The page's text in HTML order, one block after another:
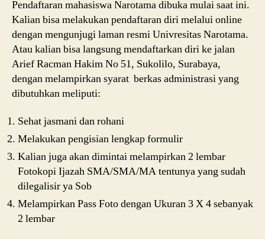
Pendaftaran mahasiswa Narotama dibuka mulai saat ini.
Kalian bisa melakukan pendaftaran diri melalui online
dengan mengunjugi laman resmi Univresitas Narotama.
Atau kalian bisa langsung mendaftarkan diri ke jalan
Arief Racman Hakim No 51, Sukolilo, Surabaya,
dengan melampirkan syarat berkas administrasi yang
dibutuhkan meliputi:
Sehat jasmani dan rohani
Melakukan pengisian lengkap formulir
Kalian juga akan dimintai melampirkan 2 lembar
Fotokopi Ijazah SMA/SMA/MA tentunya yang sudah
dilegalisir ya Sob
Melampirkan Pass Foto dengan Ukuran 3 X 4 sebanyak
2 lembar